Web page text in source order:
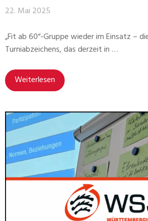
22. Mai 2025
„Fit ab 60“-Gruppe wieder im Einsatz –
Turniabzeichens, das derzeit in …
Weiterlesen